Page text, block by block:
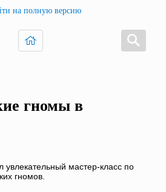
на полную версию
гномы в
увлекательный мастер-класс по
гномов.